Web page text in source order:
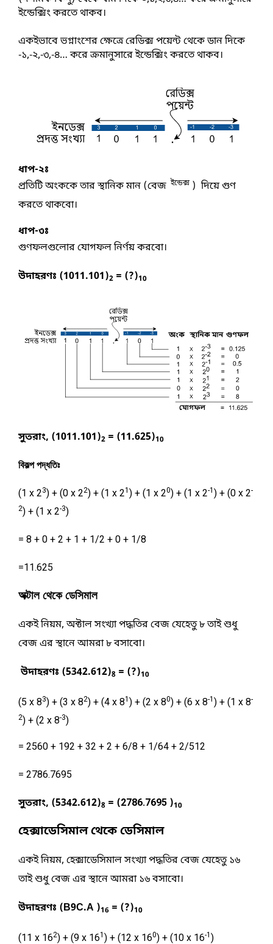
ইন্ডেক্সিং করতে থাকব।
একইভাবে ভগ্নাংশের ক্ষেত্রে রেডিক্স পয়েন্ট থেকে ডান দিকে
-১,-২,-৩,-৪… করে ক্রমানুসারে ইন্ডেক্সিং করতে থাকব।
ধাপ-২ঃ
প্রতিটি অংককে তার স্থানিক মান (বেজ ইন্ডেক্স )  দিয়ে গুণ
করতে থাকবো।
ধাপ-৩ঃ
গুণফলগুলোর যোগফল নির্ণয় করবো।
উদাহরণঃ (1011.101)2 = (?)10
সুতরাং, (1011.101)2 = (11.625)10
বিকল্প পদ্ধতিঃ
(1 x 23) + (0 x 22) + (1 x 21 ) + (1 x 20) + (1 x 2-1 ) + (0 x 2-
2) + (1 x 2-3)
= 8 + 0 + 2 + 1 + 1/2 + 0 + 1/8
=11.625
অক্টাল থেকে ডেসিমাল
একই নিয়ম, অক্টাল সংখ্যা পদ্ধতির বেজ যেহেতু ৮ তাই শুধু
বেজ এর স্থানে আমরা ৮ বসাবো।
উদাহরণঃ (5342.612)8 = (?)10
(5 x 83) + (3 x 82) + (4 x 81 ) + (2 x 80) + (6 x 8-1 ) + (1 x 8-
2) + (2 x 8-3)
= 2560 + 192 + 32 + 2 + 6/8 + 1/64 + 2/512
= 2786.7695
সুতরাং, (5342.612)8 = (2786.7695 )10
হেক্সাডেসিমাল থেকে ডেসিমাল
একই নিয়ম, হেক্সাডেসিমাল সংখ্যা পদ্ধতির বেজ যেহেতু ১৬
তাই শুধু বেজ এর স্থানে আমরা ১৬ বসাবো।
উদাহরণঃ (B9C.A )16 = (?)10
(11 x 162) + (9 x 161 ) + (12 x 160) + (10 x 16-1 )